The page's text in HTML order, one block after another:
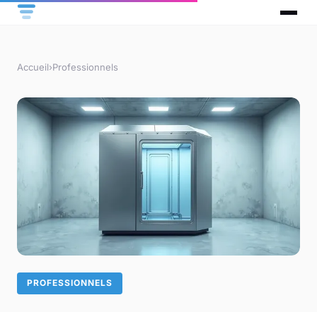
Accueil›Professionnels
PROFESSIONNELS